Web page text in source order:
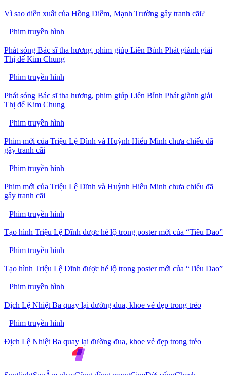
Vì sao diễn xuất của Hồng Diễm, Mạnh Trường gây tranh cãi?
Phim truyền hình
Phát sóng Bác sĩ tha hương, phim giúp Liên Bỉnh Phát giành giải
Thị đế Kim Chung
Phim truyền hình
Phát sóng Bác sĩ tha hương, phim giúp Liên Bỉnh Phát giành giải
Thị đế Kim Chung
Phim truyền hình
Phim mới của Triệu Lệ Dĩnh và Huỳnh Hiểu Minh chưa chiếu đã
gây tranh cãi
Phim truyền hình
Phim mới của Triệu Lệ Dĩnh và Huỳnh Hiểu Minh chưa chiếu đã
gây tranh cãi
Phim truyền hình
Tạo hình Triệu Lệ Dĩnh được hé lộ trong poster mới của “Tiêu Dao”
Phim truyền hình
Tạo hình Triệu Lệ Dĩnh được hé lộ trong poster mới của “Tiêu Dao”
Phim truyền hình
Địch Lệ Nhiệt Ba quay lại đường đua, khoe vẻ đẹp trong trẻo
Phim truyền hình
Địch Lệ Nhiệt Ba quay lại đường đua, khoe vẻ đẹp trong trẻo